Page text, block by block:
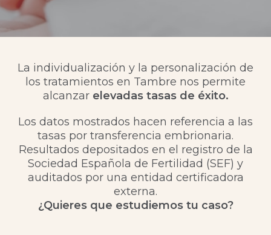
La individualización y la personalización de
los tratamientos en Tambre nos permite
alcanzar elevadas tasas de éxito.
Los datos mostrados hacen referencia a las
tasas por transferencia embrionaria.
Resultados depositados en el registro de la
Sociedad Española de Fertilidad (SEF) y
auditados por una entidad certificadora
externa.
¿Quieres que estudiemos tu caso?